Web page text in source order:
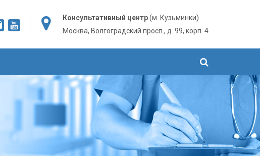
Консультативный центр(м. Кузьминки)
Москва, Волгоградский просп., д. 99, корп. 4